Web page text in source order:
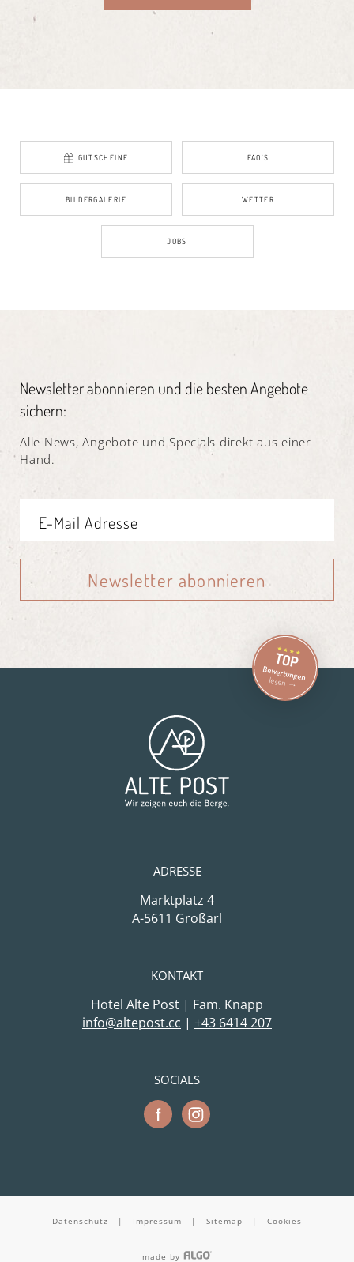
GUTSCHEINE FAQ’S
BILDERGALERIE WETTER
JOBS
Newsletter abonnieren und die besten Angebote
sichern:
Alle News, Angebote und Specials direkt aus einer
Hand.
Newsletter abonnieren
SOCIALS
KONTAKT
Hotel Alte Post | Fam. Knapp
cc.tsopetla@ofni | +43 6414 207
ADRESSE
Marktplatz 4
A-5611 Großarl
TOP
Bewertungen
lesen
Datenschutz | Impressum | Sitemap | Cookies
made by